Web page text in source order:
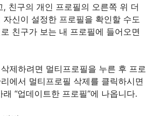
친구의 개인 프로필의 오른쪽 위 더
신이 설정한 프로필을 확인할 수도
친구가 보는 내 프로필에 들어오면
제하려면 멀티프로필을 누른 후 프로
에서 멀티프로필 삭제를 클릭하시면
“업데이트한 프로필”에 나옵니다.